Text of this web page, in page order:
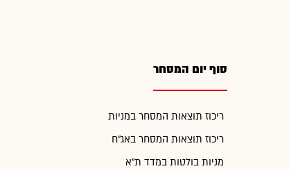
סוף יום המסחר
ריכוז תוצאות המסחר במניות
ריכוז תוצאות המסחר באג"ח
מניות בולטות במדד ת"א